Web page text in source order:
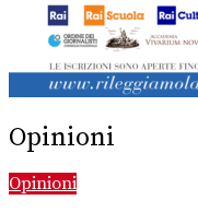
Opinioni
Opinioni